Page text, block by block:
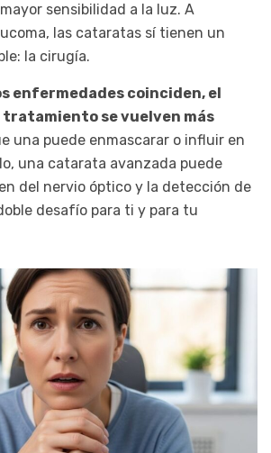
sensibilidad a la luz. A
las cataratas sí tienen un
la cirugía.
enfermedades coinciden, el
se vuelven más
una puede enmascarar o influir en
una catarata avanzada puede
del nervio óptico y la detección de
desafío para ti y para tu